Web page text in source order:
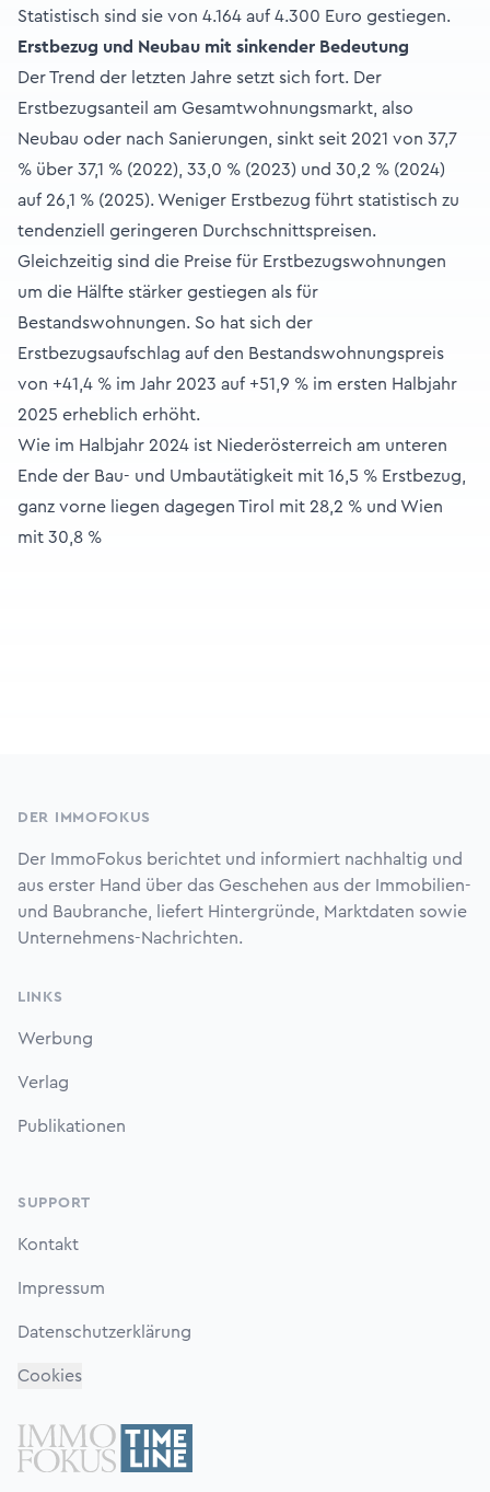
Statistisch sind sie von 4.164 auf 4.300 Euro gestiegen.
Erstbezug und Neubau mit sinkender Bedeutung
Der Trend der letzten Jahre setzt sich fort. Der
Erstbezugsanteil am Gesamtwohnungsmarkt, also
Neubau oder nach Sanierungen, sinkt seit 2021 von 37,7
% über 37,1 % (2022), 33,0 % (2023) und 30,2 % (2024)
auf 26,1 % (2025). Weniger Erstbezug führt statistisch zu
tendenziell geringeren Durchschnittspreisen.
Gleichzeitig sind die Preise für Erstbezugswohnungen
um die Hälfte stärker gestiegen als für
Bestandswohnungen. So hat sich der
Erstbezugsaufschlag auf den Bestandswohnungspreis
von +41,4 % im Jahr 2023 auf +51,9 % im ersten Halbjahr
2025 erheblich erhöht.
Wie im Halbjahr 2024 ist Niederösterreich am unteren
Ende der Bau- und Umbautätigkeit mit 16,5 % Erstbezug,
ganz vorne liegen dagegen Tirol mit 28,2 % und Wien
mit 30,8 %
DER IMMOFOKUS
Der ImmoFokus berichtet und informiert nachhaltig und
aus erster Hand über das Geschehen aus der Immobilien-
und Baubranche, liefert Hintergründe, Marktdaten sowie
Unternehmens-Nachrichten.
LINKS
Werbung
Verlag
Publikationen
SUPPORT
Kontakt
Impressum
Datenschutzerklärung
Cookies